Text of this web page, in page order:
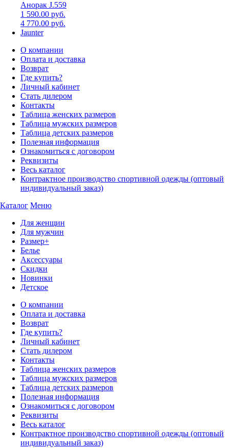
Анорак J.559
1 590.00 руб.
4 770.00 руб.
Jaunter
О компании
Оплата и доставка
Возврат
Где купить?
Личный кабинет
Стать дилером
Контакты
Таблица женских размеров
Таблица мужских размеров
Таблица детских размеров
Полезная информация
Ознакомиться с договором
Реквизиты
Весь каталог
Контрактное производство спортивной одежды (оптовый
индивидуальный заказ)
Каталог Меню
Для женщин
Для мужчин
Размер+
Белье
Аксессуары
Скидки
Новинки
Детское
О компании
Оплата и доставка
Возврат
Где купить?
Личный кабинет
Стать дилером
Контакты
Таблица женских размеров
Таблица мужских размеров
Таблица детских размеров
Полезная информация
Ознакомиться с договором
Реквизиты
Весь каталог
Контрактное производство спортивной одежды (оптовый
индивидуальный заказ)